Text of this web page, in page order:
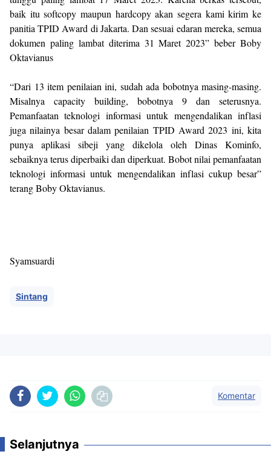
baik itu softcopy maupun hardcopy akan segera kami kirim ke
panitia TPID Award di Jakarta. Dan sesuai edaran mereka, semua
dokumen paling lambat diterima 31 Maret 2023” beber Boby
Oktavianus
“Dari 13 item penilaian ini, sudah ada bobotnya masing-masing.
Misalnya capacity building, bobotnya 9 dan seterusnya.
Pemanfaatan teknologi informasi untuk mengendalikan inflasi
juga nilainya besar dalam penilaian TPID Award 2023 ini, kita
punya aplikasi sibeji yang dikelola oleh Dinas Kominfo,
sebaiknya terus diperbaiki dan diperkuat. Bobot nilai pemanfaatan
teknologi informasi untuk mengendalikan inflasi cukup besar”
terang Boby Oktavianus.
Syamsuardi
Sintang
Komentar
Selanjutnya